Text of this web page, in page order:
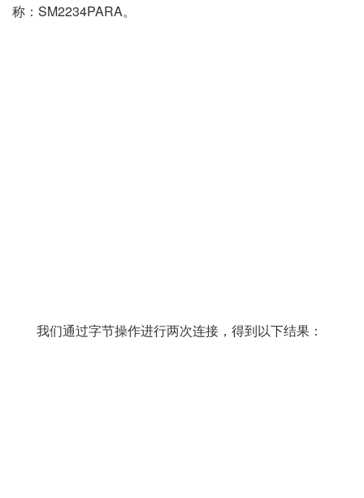
称：SM2234PARA。
我们通过字节操作进行两次连接，得到以下结果：